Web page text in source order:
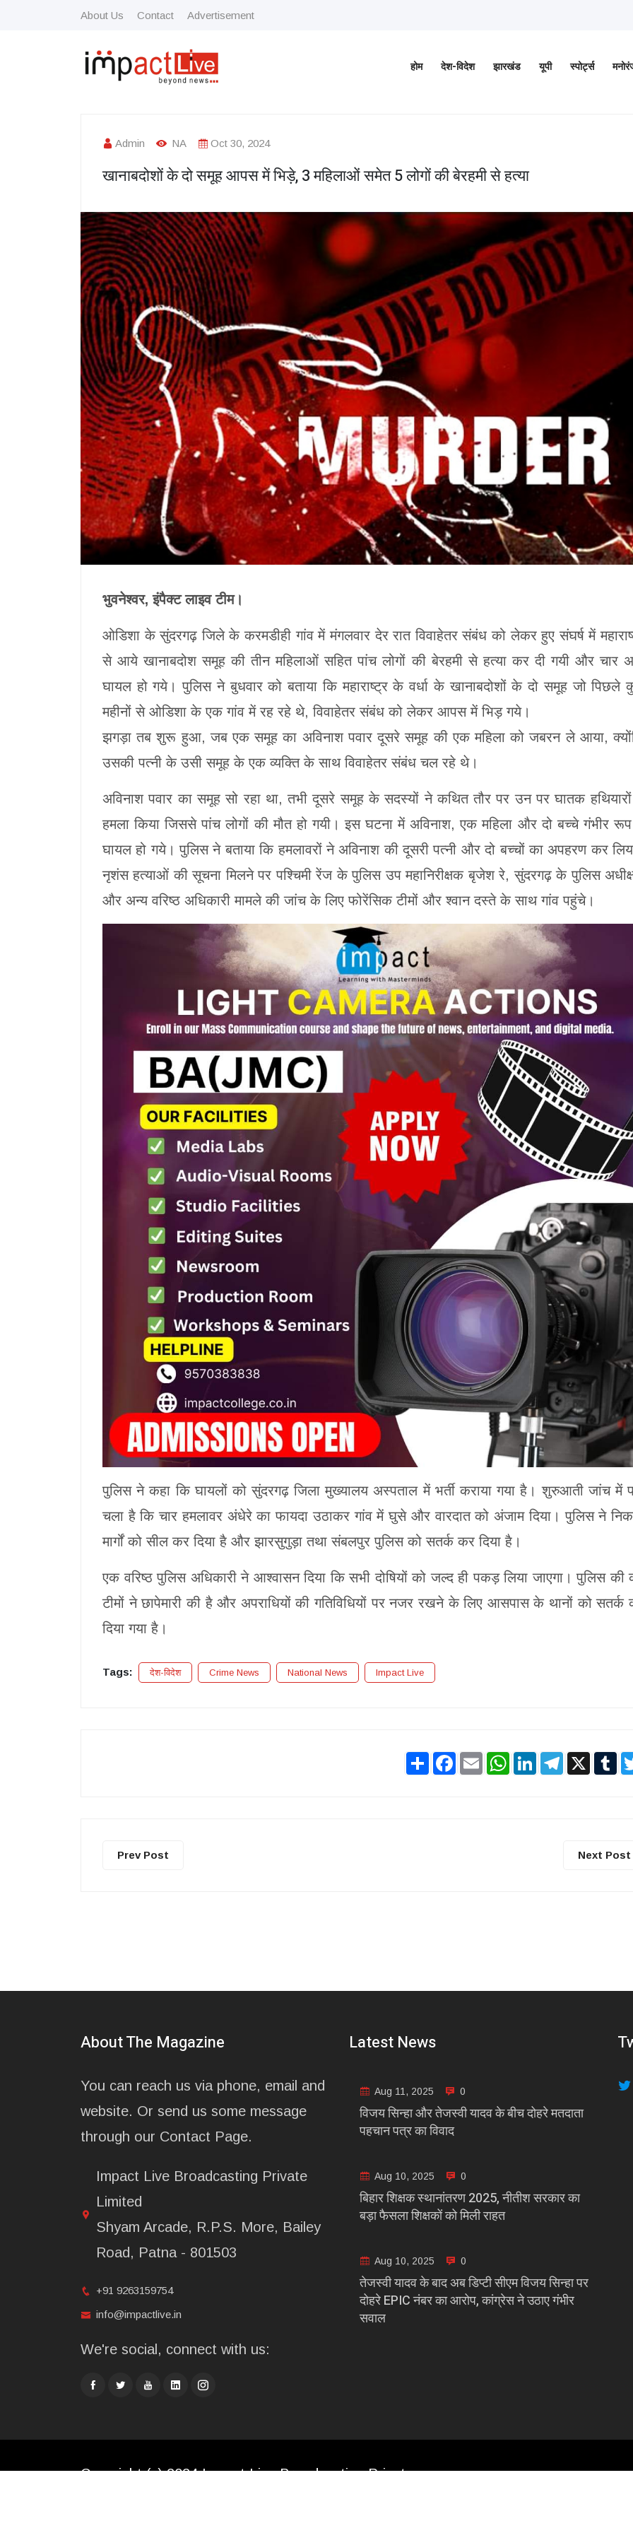
About Us Contact Advertisement
होम देश-विदेश झारखंड यूपी स्पोर्ट्स
Admin NA Oct 30, 2024
खानाबदोशों के दो समूह आपस में भिड़े, 3 महिलाओं समेत 5 लोगों की बेरहमी से हत्या
भुवनेश्वर, इंपैक्ट लाइव टीम।
ओडिशा के सुंदरगढ़ जिले के करमडीही गांव में मंगलवार देर रात विवाहेतर संबंध को लेकर हुए संघर्ष में
से आये खानाबदोश समूह की तीन महिलाओं सहित पांच लोगों की बेरहमी से हत्या कर दी गयी और चार
घायल हो गये। पुलिस ने बुधवार को बताया कि महाराष्ट्र के वर्धा के खानाबदोशों के दो समूह जो पिछले
महीनों से ओडिशा के एक गांव में रह रहे थे, विवाहेतर संबंध को लेकर आपस में भिड़ गये।
झगड़ा तब शुरू हुआ, जब एक समूह का अविनाश पवार दूसरे समूह की एक महिला को जबरन ले आया,
उसकी पत्नी के उसी समूह के एक व्यक्ति के साथ विवाहेतर संबंध चल रहे थे।
अविनाश पवार का समूह सो रहा था, तभी दूसरे समूह के सदस्यों ने कथित तौर पर उन पर घातक
हमला किया जिससे पांच लोगों की मौत हो गयी। इस घटना में अविनाश, एक महिला और दो बच्चे गंभीर
घायल हो गये। पुलिस ने बताया कि हमलावरों ने अविनाश की दूसरी पत्नी और दो बच्चों का अपहरण कर
नृशंस हत्याओं की सूचना मिलने पर पश्चिमी रेंज के पुलिस उप महानिरीक्षक बृजेश रे, सुंदरगढ़ के पुलिस
और अन्य वरिष्ठ अधिकारी मामले की जांच के लिए फोरेंसिक टीमों और श्वान दस्ते के साथ गांव पहुंचे।
पुलिस ने कहा कि घायलों को सुंदरगढ़ जिला मुख्यालय अस्पताल में भर्ती कराया गया है। शुरुआती जांच में
चला है कि चार हमलावर अंधेरे का फायदा उठाकर गांव में घुसे और वारदात को अंजाम दिया। पुलिस ने
मार्गों को सील कर दिया है और झारसुगुड़ा तथा संबलपुर पुलिस को सतर्क कर दिया है।
एक वरिष्ठ पुलिस अधिकारी ने आश्वासन दिया कि सभी दोषियों को जल्द ही पकड़ लिया जाएगा। पुलिस की
टीमों ने छापेमारी की है और अपराधियों की गतिविधियों पर नजर रखने के लिए आसपास के थानों को सतर्क
दिया गया है।
Tags: देश-विदेश Crime News National News Impact Live
Share Facebook
Email WhatsApp
LinkedInTelegram
X
Prev Post Next Post
About The Magazine
You can reach us via phone, email and
website. Or send us some message
through our Contact Page.
Impact Live Broadcasting Private
Limited
Shyam Arcade, R.P.S. More, Bailey
Road, Patna - 801503
+91 9263159754
info@impactlive.in
We're social, connect with us:
Latest News
Aug 11, 2025 0
विजय सिन्हा और तेजस्वी यादव के बीच दोहरे मतदाता
पहचान पत्र का विवाद
Aug 10, 2025 0
बिहार शिक्षक स्थानांतरण 2025, नीतीश सरकार का
बड़ा फैसला शिक्षकों को मिली राहत
Aug 10, 2025 0
तेजस्वी यादव के बाद अब डिप्टी सीएम विजय सिन्हा पर
दोहरे EPIC नंबर का आरोप, कांग्रेस ने उठाए गंभीर
सवाल
Copyright (c) 2024 Impact Live Broadcasting Private